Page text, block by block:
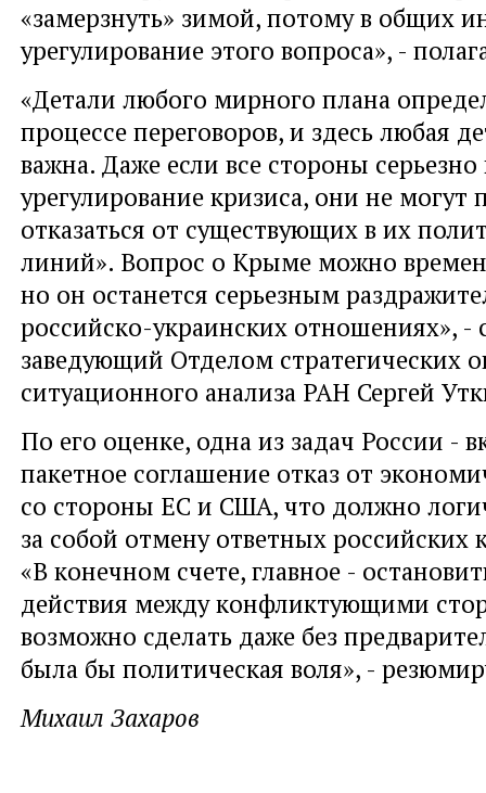
«замерзнуть» зимой, потому в общих
урегулирование этого вопроса», -
«Детали любого мирного плана
процессе переговоров, и здесь любая
важна. Даже если все стороны
урегулирование кризиса, они не могут
отказаться от существующих в их
линий». Вопрос о Крыме можно
но он останется серьезным
российско-украинских отношениях», -
заведующий Отделом стратегических
ситуационного анализа РАН Сергей
По его оценке, одна из задач России -
пакетное соглашение отказ от
со стороны ЕС и США, что должно
за собой отмену ответных российских
«В конечном счете, главное -
действия между конфликтующими
возможно сделать даже без
была бы политическая воля», -
Михаил Захаров